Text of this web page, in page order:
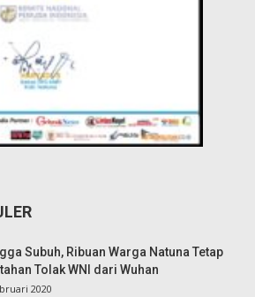
Subuh, Ribuan Warga Natuna Tetap
Tolak WNI dari Wuhan
2020